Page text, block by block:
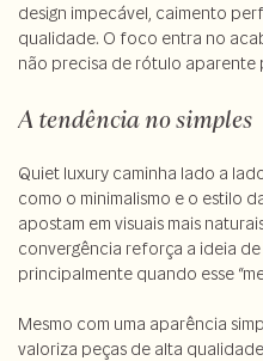
design impecável, caimento
qualidade. O foco entra no
não precisa de rótulo aparente
A tendência no simples
Quiet luxury caminha lado a
como o minimalismo e o estilo
apostam em visuais mais
convergência reforça a ideia de
principalmente quando esse
Mesmo com uma aparência
valoriza peças de alta